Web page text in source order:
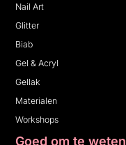
Nail Art
Glitter
Biab
Gel & Acryl
Gellak
Materialen
Workshops
Goed om te weten